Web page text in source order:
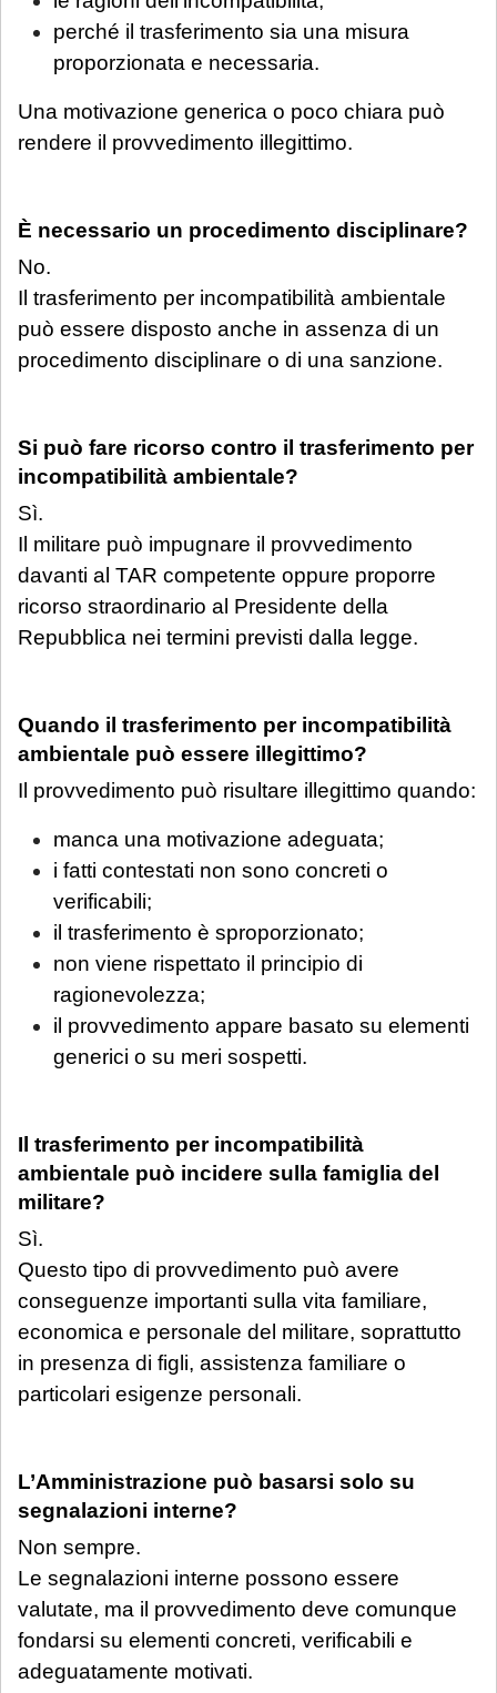
perché il trasferimento sia una misura
proporzionata e necessaria.
Una motivazione generica o poco chiara può
rendere il provvedimento illegittimo.
È necessario un procedimento disciplinare?
No.
Il trasferimento per incompatibilità ambientale
può essere disposto anche in assenza di un
procedimento disciplinare o di una sanzione.
Si può fare ricorso contro il trasferimento per
incompatibilità ambientale?
Sì.
Il militare può impugnare il provvedimento
davanti al TAR competente oppure proporre
ricorso straordinario al Presidente della
Repubblica nei termini previsti dalla legge.
Quando il trasferimento per incompatibilità
ambientale può essere illegittimo?
Il provvedimento può risultare illegittimo quando:
manca una motivazione adeguata;
i fatti contestati non sono concreti o
verificabili;
il trasferimento è sproporzionato;
non viene rispettato il principio di
ragionevolezza;
il provvedimento appare basato su elementi
generici o su meri sospetti.
Il trasferimento per incompatibilità
ambientale può incidere sulla famiglia del
militare?
Sì.
Questo tipo di provvedimento può avere
conseguenze importanti sulla vita familiare,
economica e personale del militare, soprattutto
in presenza di figli, assistenza familiare o
particolari esigenze personali.
L’Amministrazione può basarsi solo su
segnalazioni interne?
Non sempre.
Le segnalazioni interne possono essere
valutate, ma il provvedimento deve comunque
fondarsi su elementi concreti, verificabili e
adeguatamente motivati.